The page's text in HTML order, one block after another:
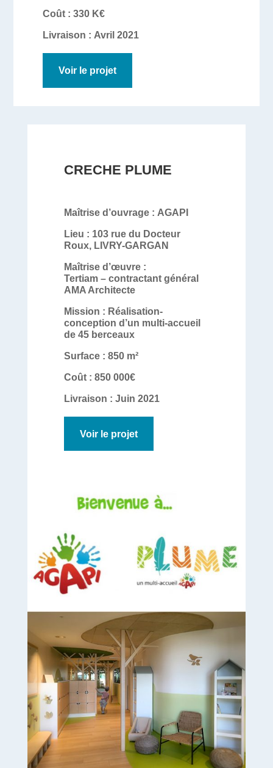
Coût : 330 K€
Livraison : Avril 2021
Voir le projet
CRECHE PLUME
Maîtrise d’ouvrage : AGAPI
Lieu : 103 rue du Docteur
Roux, LIVRY-GARGAN
Maîtrise d’œuvre :
Tertiam – contractant général
AMA Architecte
Mission : Réalisation-
conception d’un multi-accueil
de 45 berceaux
Surface : 850 m²
Coût : 850 000€
Livraison : Juin 2021
Voir le projet